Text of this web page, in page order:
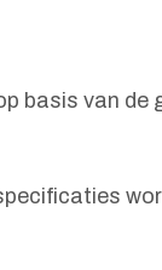
basis van de